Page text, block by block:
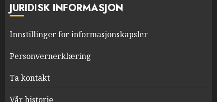
JURIDISK INFORMASJON
Innstillinger for informasjonskapsler
Personvernerklæring
Ta kontakt
Vår historie